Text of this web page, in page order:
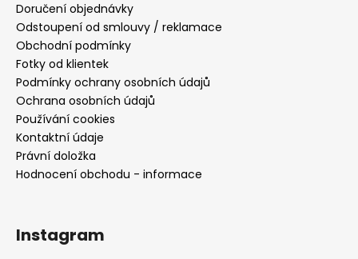
Doručení objednávky
Odstoupení od smlouvy / reklamace
Obchodní podmínky
Fotky od klientek
Podmínky ochrany osobních údajů
Ochrana osobních údajů
Používání cookies
Kontaktní údaje
Právní doložka
Hodnocení obchodu - informace
Instagram